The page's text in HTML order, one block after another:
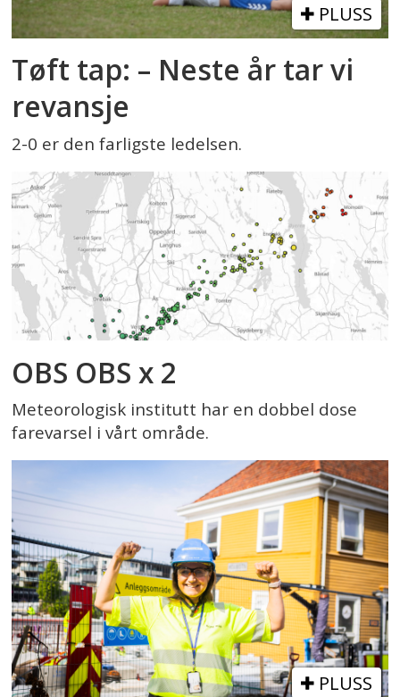
PLUSS
Tøft tap: – Neste år tar vi
revansje
2-0 er den farligste ledelsen.
OBS OBS x 2
Meteorologisk institutt har en dobbel dose
farevarsel i vårt område.
PLUSS